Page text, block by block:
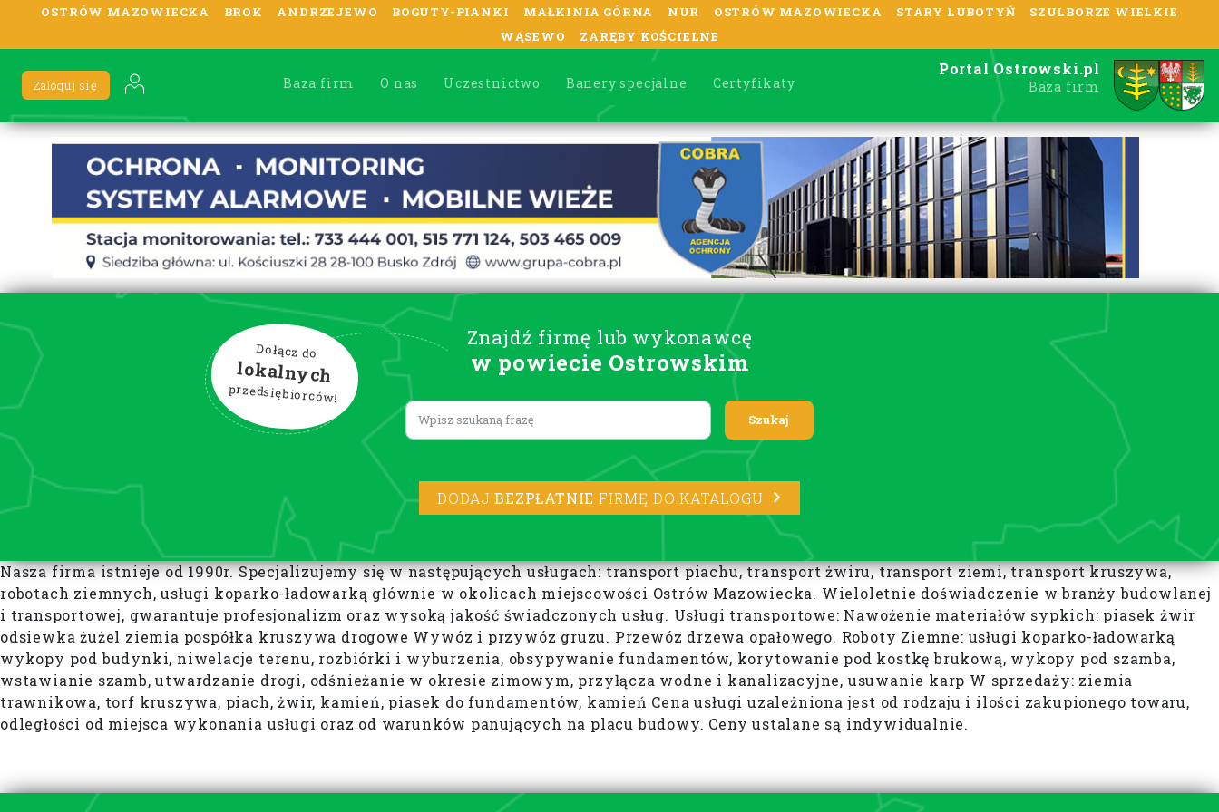
OSTRÓW MAZOWIECKA BROK ANDRZEJEWO BOGUTY-PIANKI MAŁKINIA GÓRNA NUR OSTRÓW MAZOWIECKA STARY LUBOTYŃ
SZULBORZE WIELKIE
WĄSEWO
ZARĘBY KOŚCIELNE
Baza firm O nas Uczestnictwo Banery specjalne Certyfikaty
Zaloguj się
Portal Ostrowski.pl
Baza firm
Znajdź firmę lub wykonawcę
w powiecie Ostrowskim
Dołącz do
lokalnych
przedsiębiorców!
Lorem ipsum
DODAJBEZPŁATNIE FIRMĘ DO KATALOGU
Nasza firma istnieje od 1990r. Specjalizujemy się w następujących usługach: transport piachu, transport żwiru, transport ziemi, transport kruszywa,
robotach ziemnych, usługi koparko-ładowarką głównie w okolicach miejscowości Ostrów Mazowiecka. Wieloletnie doświadczenie w branży budowlanej
i transportowej, gwarantuje profesjonalizm oraz wysoką jakość świadczonych usług. Usługi transportowe: Nawożenie materiałów sypkich: piasek żwir
odsiewka żużel ziemia pospółka kruszywa drogowe Wywóz i przywóz gruzu. Przewóz drzewa opałowego. Roboty Ziemne: usługi koparko-ładowarką
wykopy pod budynki, niwelacje terenu, rozbiórki i wyburzenia, obsypywanie fundamentów, korytowanie pod kostkę brukową, wykopy pod szamba,
wstawianie szamb, utwardzanie drogi, odśnieżanie w okresie zimowym, przyłącza wodne i kanalizacyjne, usuwanie karp W sprzedaży: ziemia
trawnikowa, torf kruszywa, piach, żwir, kamień, piasek do fundamentów, kamień Cena usługi uzależniona jest od rodzaju i ilości zakupionego towaru,
odległości od miejsca wykonania usługi oraz od warunków panujących na placu budowy. Ceny ustalane są indywidualnie.